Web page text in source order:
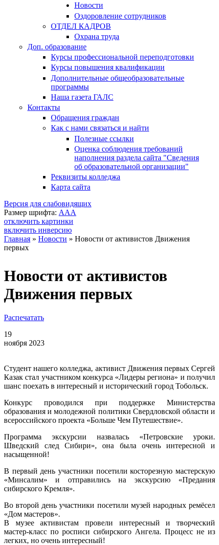
Новости
Оздоровление сотрудников
ОТДЕЛ КАДРОВ
Охрана труда
Доп. образование
Курсы профессиональной переподготовки
Курсы повышения квалификации
Дополнительные общеобразовательные
программы
Наша газета ГАЛС
Контакты
Обращения граждан
Как с нами связаться и найти
Полезные ссылки
Оценка соблюдения требований
наполнения раздела сайта "Сведения
об образовательной организации"
Реквизиты колледжа
Карта сайта
Версия для слабовидящих
Размер шрифта: AAA
отключить картинки
включить инверсию
Вы здесь
Главная » Новости » Новости от активистов Движения
первых
Новости от активистов
Движения первых
Распечатать
19
ноября 2023
Студент нашего колледжа, активист Движения первых Сергей
Казак стал участником конкурса «Лидеры региона» и получил
шанс поехать в интересный и исторический город Тобольск.
Конкурс проводился при поддержке Министерства
образования и молодежной политики Свердловской области и
всероссийского проекта «Больше Чем Путешествие».
Программа экскурсии назвалась «Петровские уроки.
Шведский след Сибири», она была очень интересной и
насыщенной!
В первый день участники посетили косторезную мастерскую
«Минсалим» и отправились на экскурсию «Предания
сибирского Кремля».
Во второй день участники посетили музей народных ремёсел
«Дом мастеров».
В музее активистам провели интересный и творческий
мастер-класс по росписи сибирского Ангела. Процесс не из
легких, но очень интересный!